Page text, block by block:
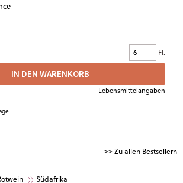
Fl.
IN DEN WARENKORB
Lebensmittelangaben
>> Zu allen Bestsellern
Südafrika